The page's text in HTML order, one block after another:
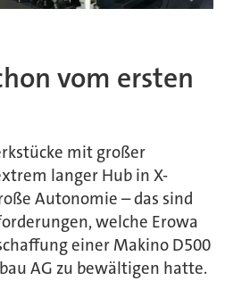
vom ersten
mit großer
langer Hub in X-
Autonomie – das sind
welche Erowa
einer Makino D500
AG zu bewältigen hatte.